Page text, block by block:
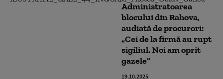
Administratoarea
blocului din Rahova,
audiată de procurori:
„Cei de la firmă au rupt
sigiliul. Noi am oprit
gazele”
19.10.2025